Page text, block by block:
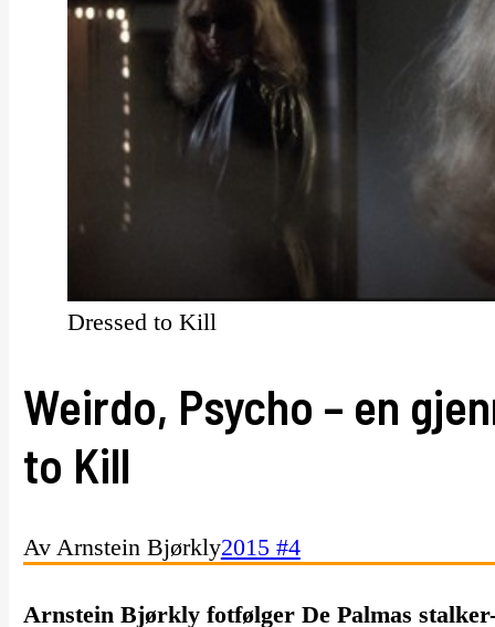
Dressed to Kill
Weirdo, Psycho – en
to Kill
Av Arnstein Bjørkly2015 #4
Arnstein Bjørkly fotfølger De Palmas